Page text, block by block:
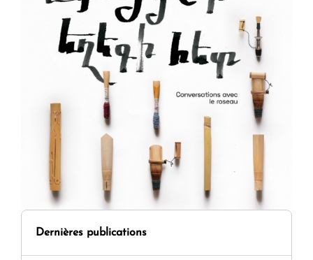
Dernières publications